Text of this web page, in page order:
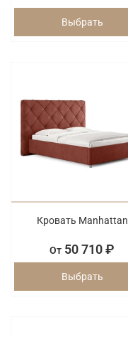
Выбрать
Кровать Manhattan
От 50 710 ₽
Выбрать